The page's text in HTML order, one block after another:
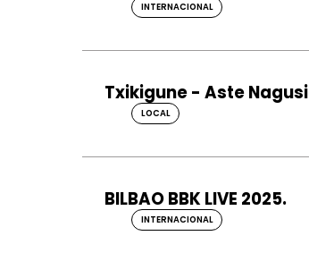
INTERNACIONAL
Txikigune - Aste
LOCAL
BILBAO BBK LIVE 2025.
INTERNACIONAL